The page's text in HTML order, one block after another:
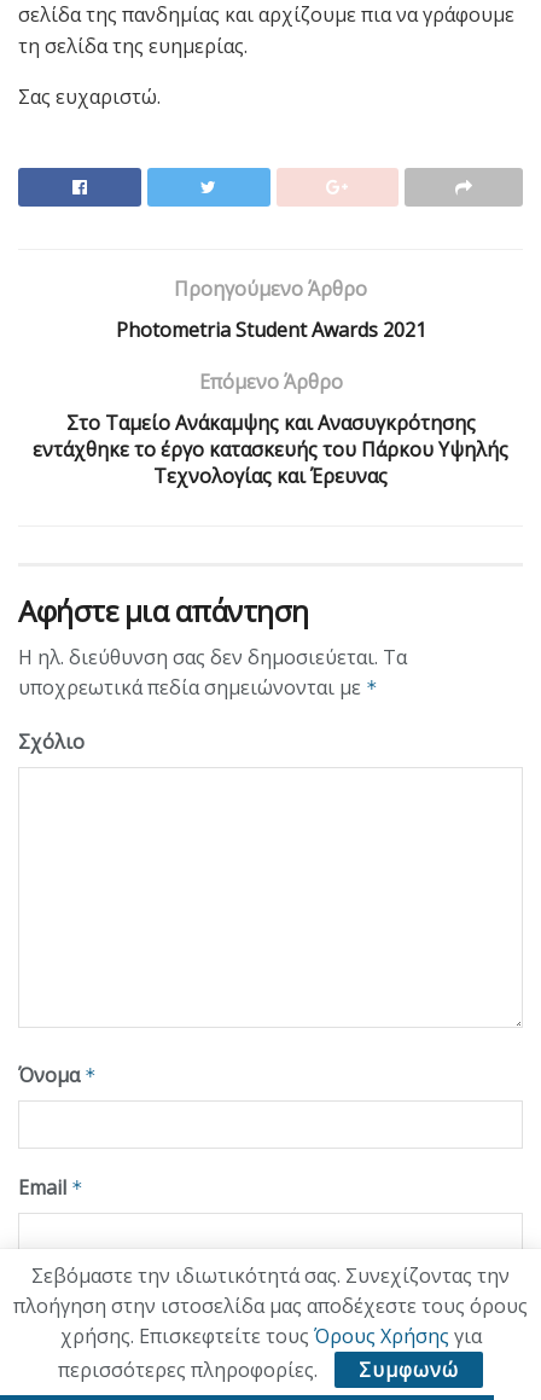
σελίδα της πανδημίας και αρχίζουμε πια να γράφουμε
τη σελίδα της ευημερίας.
Σας ευχαριστώ.
Προηγούμενο Άρθρο
Photometria Student Awards 2021
Επόμενο Άρθρο
Στο Ταμείο Ανάκαμψης και Ανασυγκρότησης
εντάχθηκε το έργο κατασκευής του Πάρκου Υψηλής
Τεχνολογίας και Έρευνας
Αφήστε μια απάντηση
Η ηλ. διεύθυνση σας δεν δημοσιεύεται. Τα
υποχρεωτικά πεδία σημειώνονται με *
Σχόλιο
Όνομα *
Email *
Ιστότοπος
Σεβόμαστε την ιδιωτικότητά σας. Συνεχίζοντας την
πλοήγηση στην ιστοσελίδα μας αποδέχεστε τους όρους
χρήσης. Επισκεφτείτε τους Όρους Χρήσης για
περισσότερες πληροφορίες.
Συμφωνώ